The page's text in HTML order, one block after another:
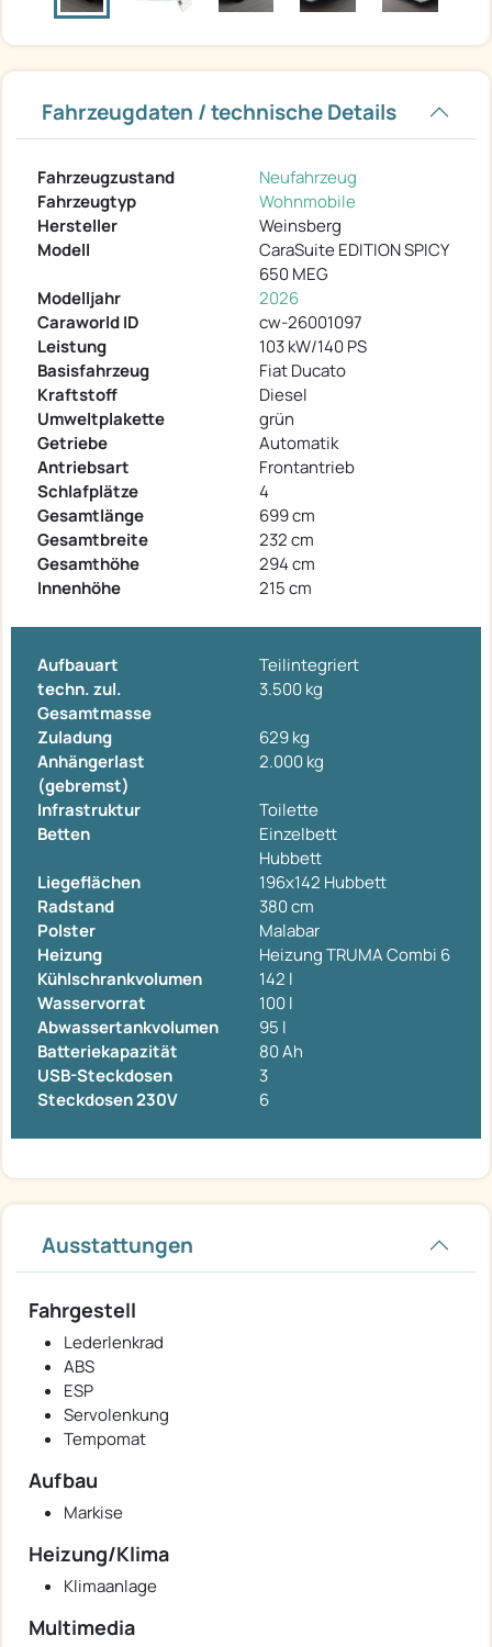
Fahrzeugdaten / technische Details
Fahrzeugzustand
Neufahrzeug
Fahrzeugtyp
Wohnmobile
Hersteller
Weinsberg
Modell
CaraSuite EDITION SPICY
650 MEG
Modelljahr
2026
Caraworld ID
cw-26001097
Leistung
103 kW/140 PS
Basisfahrzeug
Fiat Ducato
Kraftstoff
Diesel
Umweltplakette
grün
Getriebe
Automatik
Antriebsart
Frontantrieb
Schlafplätze
4
Gesamtlänge
699 cm
Gesamtbreite
232 cm
Gesamthöhe
294 cm
Innenhöhe
215 cm
Aufbauart
Teilintegriert
techn. zul.
Gesamtmasse
3.500 kg
Zuladung
629 kg
Anhängerlast
(gebremst)
2.000 kg
Infrastruktur
Toilette
Betten
Einzelbett
Hubbett
Liegeflächen
196x142 Hubbett
Radstand
380 cm
Polster
Malabar
Heizung
Heizung TRUMA Combi 6
Kühlschrankvolumen
142 l
Wasservorrat
100 l
Abwassertankvolumen
95 l
Batteriekapazität
80 Ah
USB-Steckdosen
3
Steckdosen 230V
6
Ausstattungen
Fahrgestell
Lederlenkrad
ABS
ESP
Servolenkung
Tempomat
Aufbau
Markise
Heizung/Klima
Klimaanlage
Multimedia